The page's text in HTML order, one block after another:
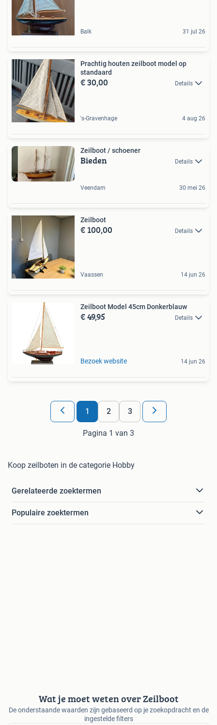
Balk 31 jul 26
Prachtig houten zeilboot model op
standaard
€ 30,00 Details
's-Gravenhage 4 aug 26
Zeilboot / schoener
Bieden Details
Veendam 30 mei 26
Zeilboot
€ 100,00 Details
Vaassen 14 jun 26
Zeilboot Model 45cm Donkerblauw
€ 49,95 Details
Bezoek website 14 jun 26
1 2 3
Pagina 1 van 3
Koop zeilboten in de categorie Hobby
Gerelateerde zoektermen
Populaire zoektermen
Wat je moet weten over Zeilboot
De onderstaande waarden zijn gebaseerd op je zoekopdracht en de
ingestelde filters